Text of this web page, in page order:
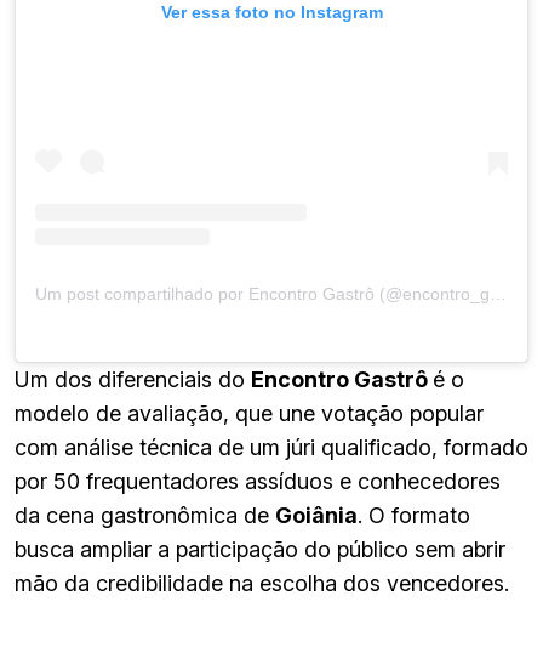
Ver essa foto no Instagram
Um dos diferenciais do Encontro Gastrô é o
modelo de avaliação, que une votação popular
com análise técnica de um júri qualificado, formado
por 50 frequentadores assíduos e conhecedores
da cena gastronômica de Goiânia. O formato
busca ampliar a participação do público sem abrir
mão da credibilidade na escolha dos vencedores.